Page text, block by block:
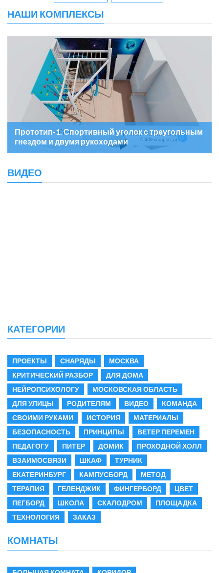
НАШИ КОМПЛЕКСЫ
Прототип-1. Спортивный уголок с треугольным
гнездом и двумя рукоходами
ВИДЕО
КАТЕГОРИИ
ПРОЕКТЫ СНАРЯДЫ
МОСКВА
КРИТИЧЕСКИЙ РАЗБОР
ДЛЯ ДОМА
НЕЙРОПСИХОЛОГУ
МОСКОВСКАЯ ОБЛАСТЬ
ДЛЯ УЛИЦЫ
РОДИТЕЛЯМ ВИДЕО
КОМАНДА
СВОИМИ РУКАМИ
ИСТОРИЯ
МАТЕРИАЛЫ
БЕЗОПАСНОСТЬ
ПРИНЦИПЫ
ВЕТЕР ПЕРЕМЕН
ПЕДАГОГУ
ПИТЕР ДОМИК
ПРОХОДНОЙ ХОЛЛ
ВЗАИМОСВЯЗИ
ШКАФ
ТУРНИК
ЕКАТЕРИНБУРГ
КАМПУСБОРД
МЕТОД
ТЕРАПИЯ
ГЕЛЕНДЖИК ФИНГЕРБОРД
ЦВЕТ
ПЕГБОРД
ШКОЛА СКАЛОДРОМ
ПЛОЩАДКА
ТЕХНОЛОГИЯ
ЗАКАЗ
КОМНАТЫ